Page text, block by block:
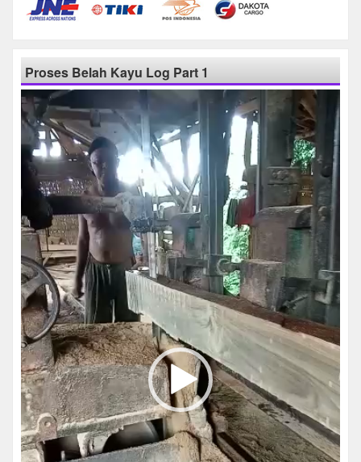
Proses Belah Kayu Log Part 1
Pemutar
Video